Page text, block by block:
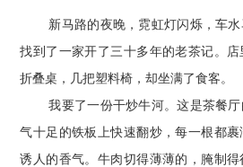
新马路的夜晚，霓虹灯闪烁，车
找到了一家开了三十多年的老茶记。
折叠桌，几把塑料椅，却坐满了食客。
我要了一份干炒牛河。这是茶餐
气十足的铁板上快速翻炒，每一根都
诱人的香气。牛肉切得薄薄的，腌制